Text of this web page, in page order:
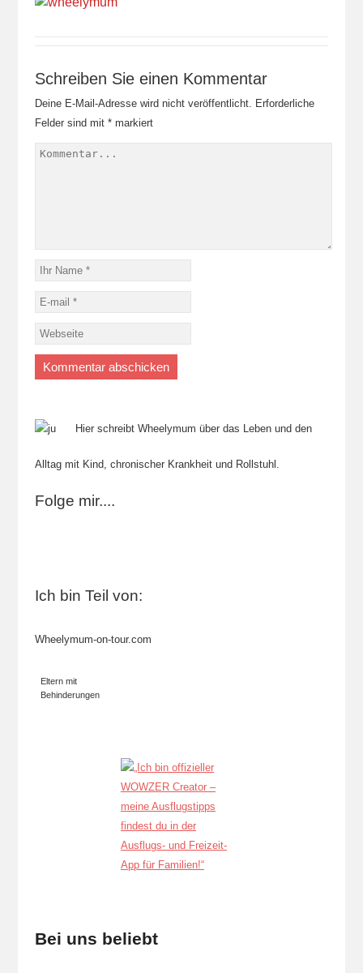
Schreiben Sie einen Kommentar
Deine E-Mail-Adresse wird nicht veröffentlicht. Erforderliche
Felder sind mit *markiert
Hier schreibt Wheelymum über das Leben und den
Alltag mit Kind, chronischer Krankheit und Rollstuhl.
Folge mir....
Ich bin Teil von:
Wheelymum-on-tour.com
Eltern mit
Behinderungen
Bei uns beliebt